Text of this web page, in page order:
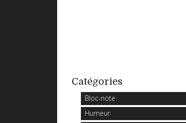
Catégories
Bloc-note
Humeur